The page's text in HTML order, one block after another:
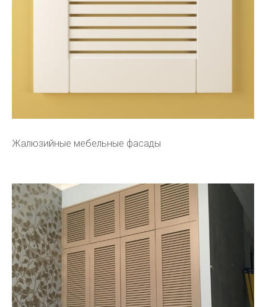
Жалюзийные мебельные фасады